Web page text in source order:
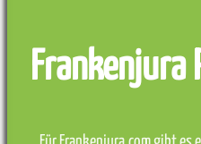
Frankenjura